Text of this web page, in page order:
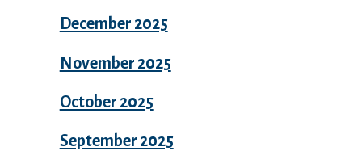
December 2025
November 2025
October 2025
September 2025